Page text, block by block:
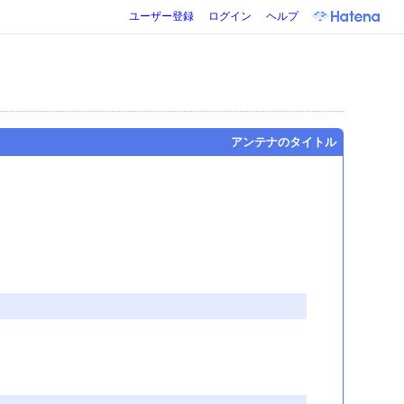
ユーザー登録 ログイン ヘルプ
アンテナのタイトル